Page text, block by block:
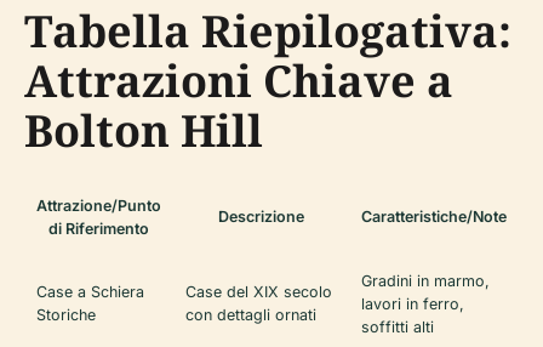
Tabella Riepilogativa:
Attrazioni Chiave a
Bolton Hill
Attrazione/Punto
di Riferimento
Descrizione Caratteristiche/Note
Case a Schiera
Storiche
Case del XIX secolo
con dettagli ornati
Gradini in marmo,
lavori in ferro,
soffitti alti